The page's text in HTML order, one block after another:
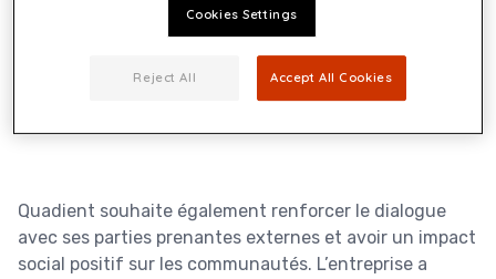
Quadient souhaite également renforcer le dialogue
avec ses parties prenantes externes et avoir un impact
social positif sur les communautés. L’entreprise a
Cookies Settings
Reject All Accept All Cookies